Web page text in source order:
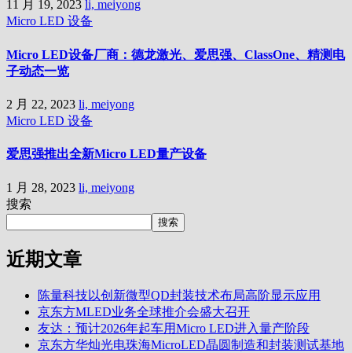
11 月 19, 2023 li, meiyong
Micro LED 设备
Micro LED设备厂商：德龙激光、爱思强、ClassOne、精测电
子动态一览
2 月 22, 2023 li, meiyong
Micro LED 设备
爱思强推出全新Micro LED量产设备
1 月 28, 2023 li, meiyong
搜索
搜索
近期文章
陈量科技以创新微型QD封装技术布局高阶显示应用
京东方MLED业务全球推介会盛大召开
友达：预计2026年起车用Micro LED进入量产阶段
京东方华灿光电珠海MicroLED晶圆制造和封装测试基地